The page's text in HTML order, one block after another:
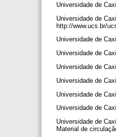
Universidade de
Universidade de
http://www.ucs.br/
Universidade de
Universidade de
Universidade de
Universidade de
Universidade de
Universidade de
Universidade de
Material de